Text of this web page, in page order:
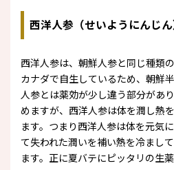
西洋人参（せいようにんじん
西洋人参は、朝鮮人参と同じ種類
カナダで自生しているため、朝鮮
人参とは薬効が少し違う部分があ
めますが、西洋人参は体を潤し熱
ます。つまり西洋人参は体を元気
て失われた潤いを補い熱を冷まし
ます。正に夏バテにピッタリの生薬